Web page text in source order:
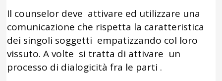
Il counselor deve attivare ed utilizzare una
comunicazione che rispetta la caratteristica
dei singoli soggetti empatizzando col loro
vissuto. A volte si tratta di attivare un
processo di dialogicità fra le parti .